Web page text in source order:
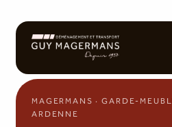
MAGERMANS · GARDE-
ARDENNE